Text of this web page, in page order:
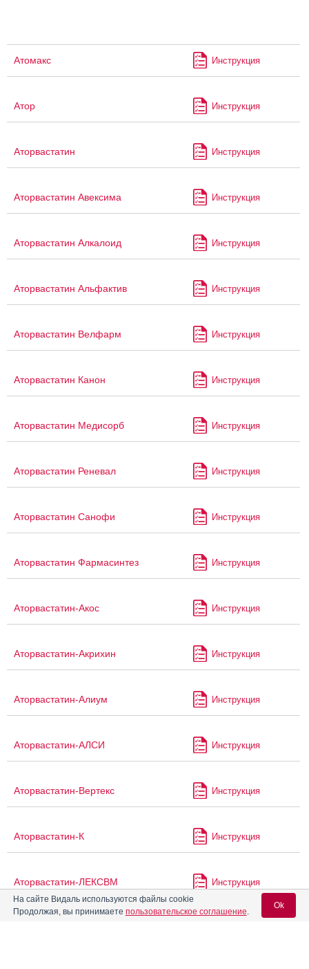
Атомакс Инструкция
Атор Инструкция
Аторвастатин Инструкция
Аторвастатин Авексима Инструкция
Аторвастатин Алкалоид Инструкция
Аторвастатин Альфактив Инструкция
Аторвастатин Велфарм Инструкция
Аторвастатин Канон Инструкция
Аторвастатин Медисорб Инструкция
Аторвастатин Реневал Инструкция
Аторвастатин Санофи Инструкция
Аторвастатин Фармасинтез Инструкция
Аторвастатин-Акос Инструкция
Аторвастатин-Акрихин Инструкция
Аторвастатин-Алиум Инструкция
Аторвастатин-АЛСИ Инструкция
Аторвастатин-Вертекс Инструкция
Аторвастатин-К Инструкция
Аторвастатин-ЛЕКСВМ Инструкция
На сайте Видаль используются файлы cookie
Продолжая, вы принимаете пользовательское соглашение.
Ok